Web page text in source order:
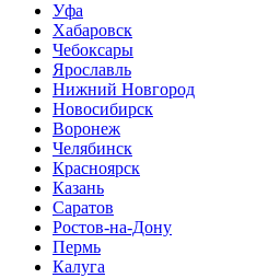
Уфа
Хабаровск
Чебоксары
Ярославль
Нижний Новгород
Новосибирск
Воронеж
Челябинск
Красноярск
Казань
Саратов
Ростов-на-Дону
Пермь
Калуга